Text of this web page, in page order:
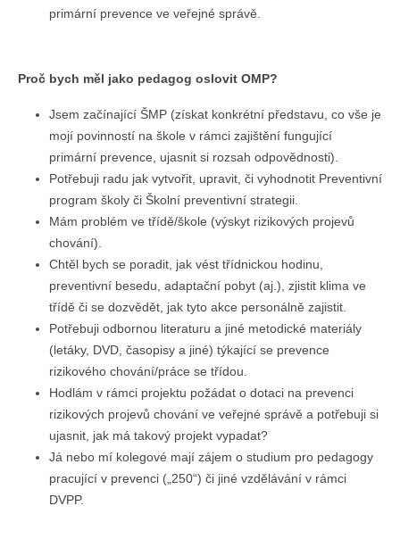
primární prevence ve veřejné správě.
Proč bych měl jako pedagog oslovit OMP?
Jsem začínající ŠMP (získat konkrétní představu, co vše je
mojí povinností na škole v rámci zajištění fungující
primární prevence, ujasnit si rozsah odpovědnosti).
Potřebuji radu jak vytvořit, upravit, či vyhodnotit Preventivní
program školy či Školní preventivní strategii.
Mám problém ve třídě/škole (výskyt rizikových projevů
chování).
Chtěl bych se poradit, jak vést třídnickou hodinu,
preventivní besedu, adaptační pobyt (aj.), zjistit klima ve
třídě či se dozvědět, jak tyto akce personálně zajistit.
Potřebuji odbornou literaturu a jiné metodické materiály
(letáky, DVD, časopisy a jiné) týkající se prevence
rizikového chování/práce se třídou.
Hodlám v rámci projektu požádat o dotaci na prevenci
rizikových projevů chování ve veřejné správě a potřebuji si
ujasnit, jak má takový projekt vypadat?
Já nebo mí kolegové mají zájem o studium pro pedagogy
pracující v prevenci („250“) či jiné vzdělávání v rámci
DVPP.